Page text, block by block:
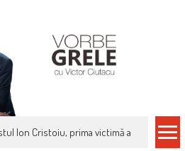
Ion Cristoiu, prima victimă a noi